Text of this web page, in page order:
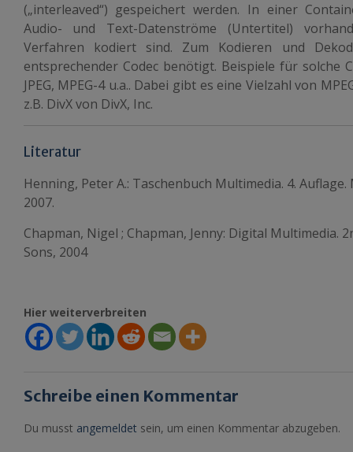
(„interleaved“) gespeichert werden. In einer
Audio- und Text-Datenströme (Untertitel)
Verfahren kodiert sind. Zum Kodieren und
entsprechender Codec benötigt. Beispiele für solche
JPEG, MPEG-4 u.a.. Dabei gibt es eine Vielzahl von
z.B. DivX von DivX, Inc.
Literatur
Henning, Peter A.: Taschenbuch Multimedia. 4.
2007.
Chapman, Nigel ; Chapman, Jenny: Digital Multimedia.
Sons, 2004
Hier weiterverbreiten
Schreibe einen Kommentar
Du musst angemeldet sein, um einen Kommentar abzugeben.